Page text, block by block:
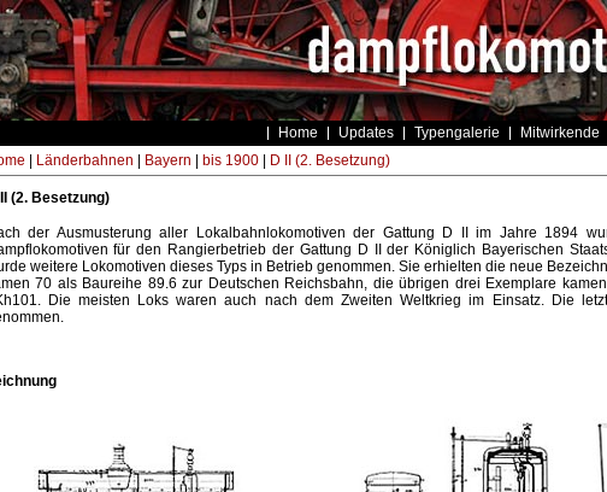
Home Updates Typengalerie Mitwirkende
Länderbahnen Bayern bis 1900| D II (2. Besetzung)
(2. Besetzung)
der Ausmusterung aller Lokalbahnlokomotiven der Gattung D II im Jahre 1894
für den Rangierbetrieb der Gattung D II der Königlich Bayerischen
weitere Lokomotiven dieses Typs in Betrieb genommen. Sie erhielten die neue
70 als Baureihe 89.6 zur Deutschen Reichsbahn, die übrigen drei Exemplare
Die meisten Loks waren auch nach dem Zweiten Weltkrieg im Einsatz. Die